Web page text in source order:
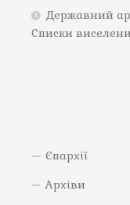
Державний
Списки
Єпархії
Архіви